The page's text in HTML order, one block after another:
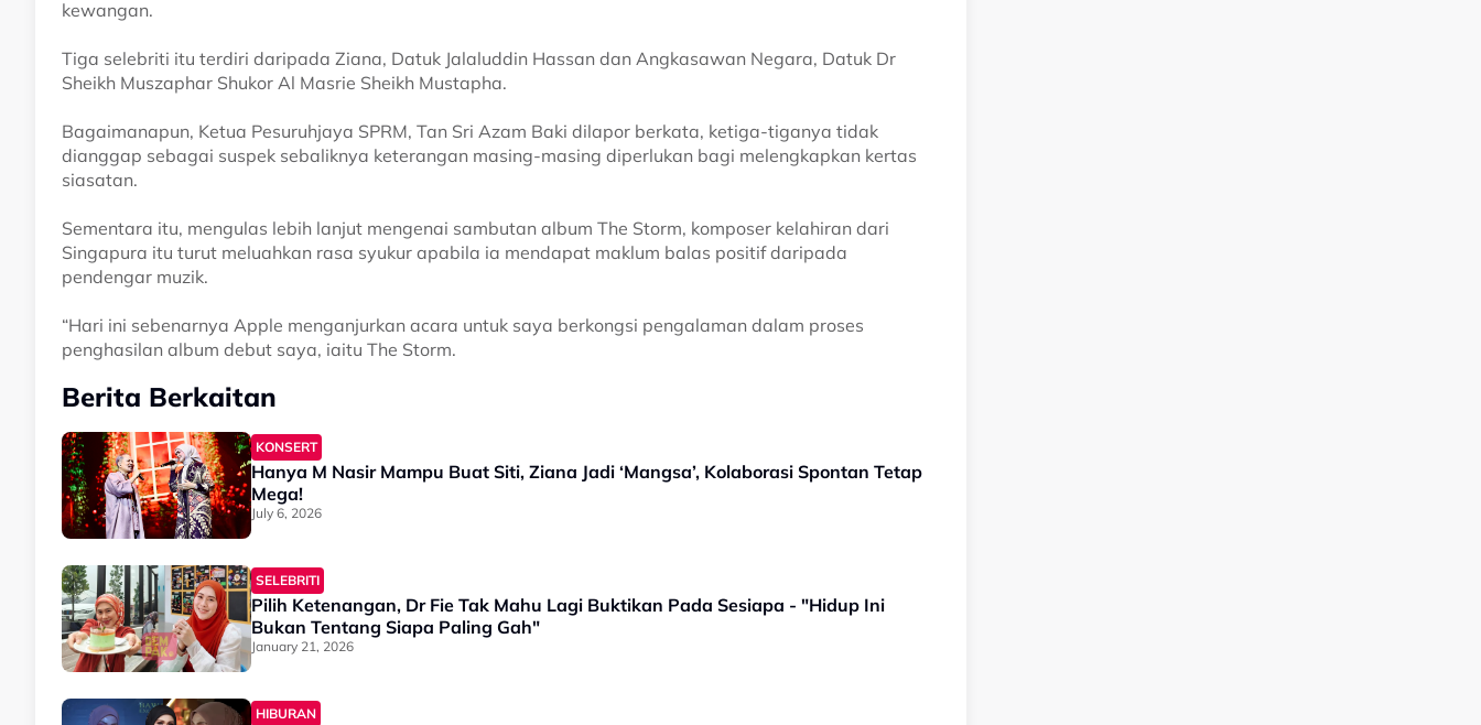
kewangan.
Tiga selebriti itu terdiri daripada Ziana, Datuk Jalaluddin Hassan dan Angkasawan Negara, Datuk Dr
Sheikh Muszaphar Shukor Al Masrie Sheikh Mustapha.
Bagaimanapun, Ketua Pesuruhjaya SPRM, Tan Sri Azam Baki dilapor berkata, ketiga-tiganya tidak
dianggap sebagai suspek sebaliknya keterangan masing-masing diperlukan bagi melengkapkan kertas
siasatan.
Sementara itu, mengulas lebih lanjut mengenai sambutan album The Storm, komposer kelahiran dari
Singapura itu turut meluahkan rasa syukur apabila ia mendapat maklum balas positif daripada
pendengar muzik.
“Hari ini sebenarnya Apple menganjurkan acara untuk saya berkongsi pengalaman dalam proses
penghasilan album debut saya, iaitu The Storm.
Berita Berkaitan
KONSERT
Hanya M Nasir Mampu Buat Siti, Ziana Jadi ‘Mangsa’, Kolaborasi Spontan Tetap
Mega!
July 6, 2026
SELEBRITI
Pilih Ketenangan, Dr Fie Tak Mahu Lagi Buktikan Pada Sesiapa - "Hidup Ini
Bukan Tentang Siapa Paling Gah"
January 21, 2026
HIBURAN